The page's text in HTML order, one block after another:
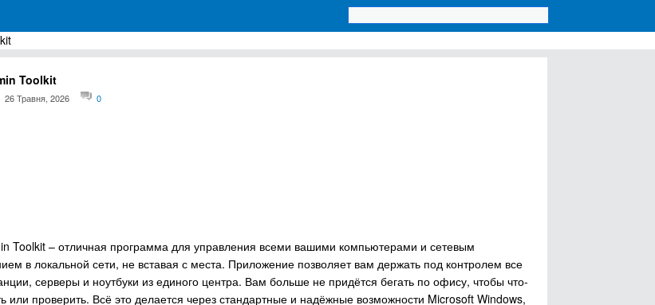
Toolkit
26 Травня, 2026 0
Toolkit – отличная программа для управления всеми вашими компьютерами и сетевым
в локальной сети, не вставая с места. Приложение позволяет вам держать под контролем все
серверы и ноутбуки из единого центра. Вам больше не придётся бегать по офису, чтобы что-
или проверить. Всё это делается через стандартные и надёжные возможности Microsoft Windows,